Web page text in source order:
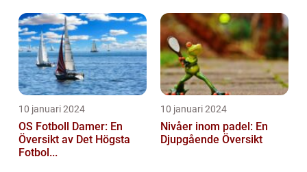
10 januari 2024
OS Fotboll Damer: En
Översikt av Det Högsta
Fotbol...
10 januari 2024
Nivåer inom padel: En
Djupgående Översikt